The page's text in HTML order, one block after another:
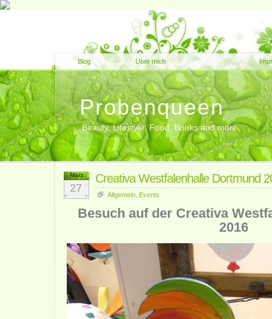
Blog Über mich
Probenqueen
Beauty, Lifestyle, Food, Books and more
März
27
Creativa Westfalenhalle Dortmund
Allgemein Events
Besuch auf der Creativa
2016